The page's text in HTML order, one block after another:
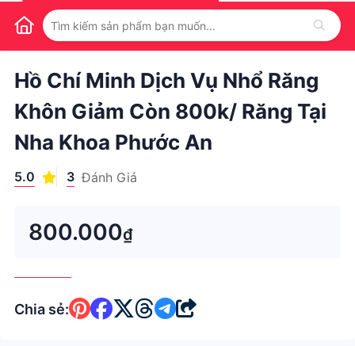
/ 1
Hồ Chí Minh Dịch Vụ Nhổ Răng
Khôn Giảm Còn 800k/ Răng Tại
Nha Khoa Phước An
5.0 3 Đánh Giá
800.000₫
Chia sẻ: